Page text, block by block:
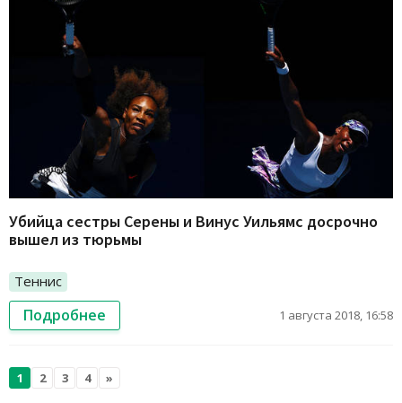
Убийца сестры Серены и Винус Уильямс досрочно
вышел из тюрьмы
Теннис
Подробнее 1 августа 2018, 16:58
1 2 3 4 »